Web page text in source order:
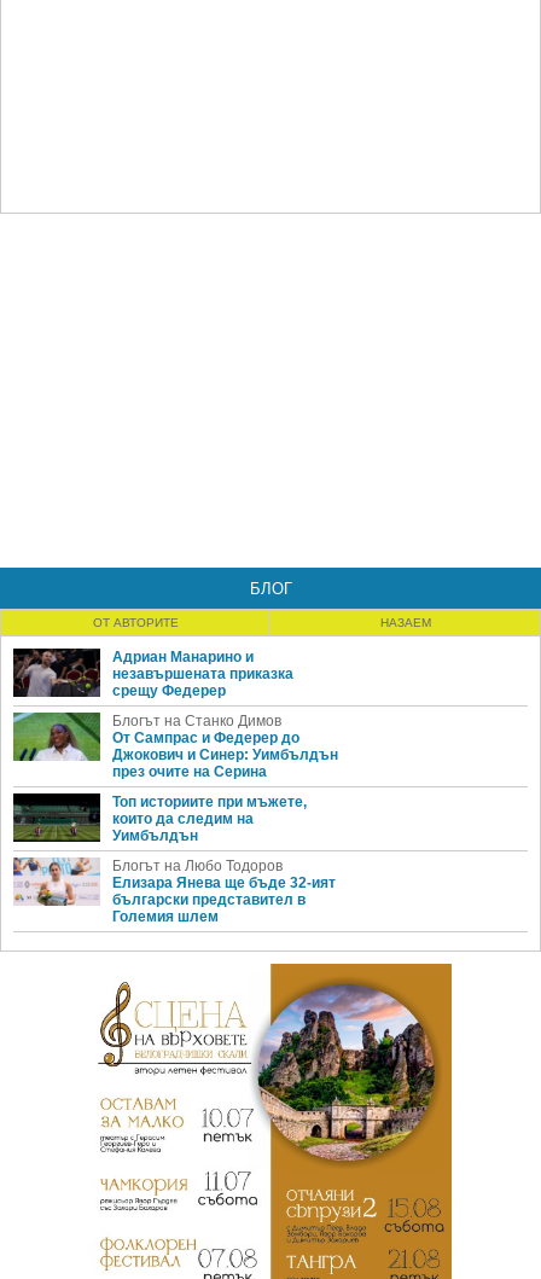
БЛОГ
ОТ АВТОРИТЕ НАЗАЕМ
Адриан Манарино и
незавършената приказка
срещу Федерер
Блогът на Станко Димов
От Сампрас и Федерер до
Джокович и Синер: Уимбълдън
през очите на Серина
Топ историите при мъжете,
които да следим на
Уимбълдън
Блогът на Любо Тодоров
Елизара Янева ще бъде 32-ият
български представител в
Големия шлем